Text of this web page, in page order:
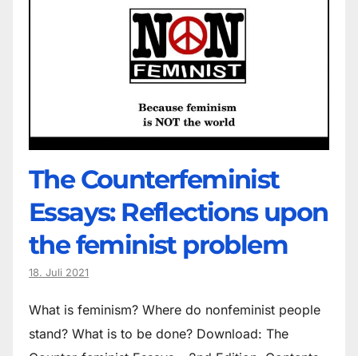
The Counter­feminist
Essays: Reflections upon
the feminist problem
18. Juli 2021
What is feminism? Where do non­feminist people
stand? What is to be done? Download: The